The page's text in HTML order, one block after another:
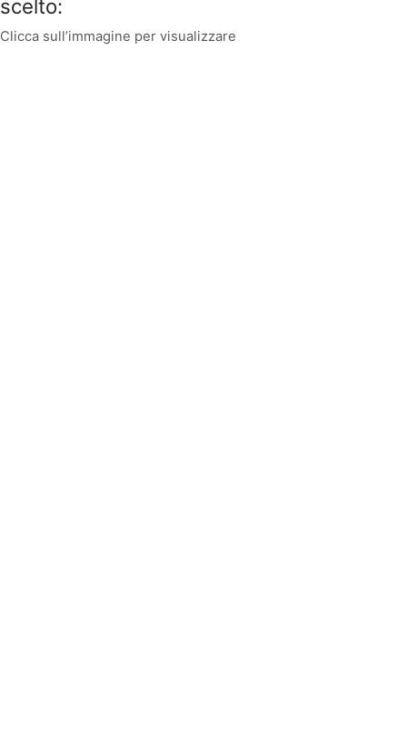
scelto:
Clicca sull’immagine per visualizzare